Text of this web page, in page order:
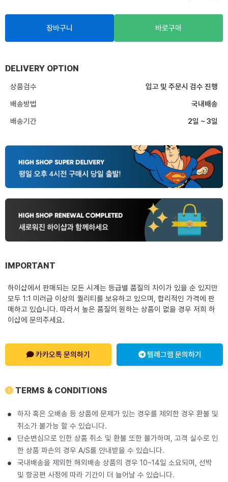
장바구니 바로구매
DELIVERY OPTION
상품검수
입고 및 주문시 검수 진행
배송방법
국내배송
배송기간
2일 ~ 3일
IMPORTANT
하이샵에서 판매되는 모든 시계는 등급별 품질의 차이가 있을 순 있지만
모두 1:1 미러급 이상의 퀄리티를 보유하고 있으며, 합리적인 가격에 판
매하고 있습니다. 따라서 높은 품질의 원하는 상품이 없을 경우 저희 하
이샵에 문의주세요.
카카오톡 문의하기 텔레그램 문의하기
TERMS & CONDITIONS
하자 혹은 오배송 등 상품에 문제가 있는 경우를 제외한 경우 환불 및
취소가 불가능 할 수 있습니다.
단순변심으로 인한 상품 취소 및 환불 또한 불가하며, 고객 실수로 인
한 상품 파손의 경우 A/S를 안내받을 수 있습니다.
국내배송을 제외한 해외배송 상품의 경우 10~14일 소요되며, 선박
및 항공편 사정에 따라 기간이 더 늘어날 수 있습니다.